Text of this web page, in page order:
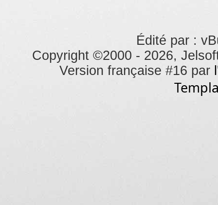
Édité par :
Copyright ©2000 - 2026,
Version française #16 par